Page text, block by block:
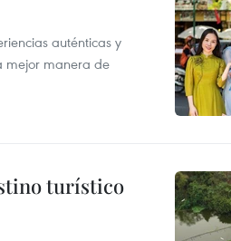
auténticas y
mejor manera de
turístico